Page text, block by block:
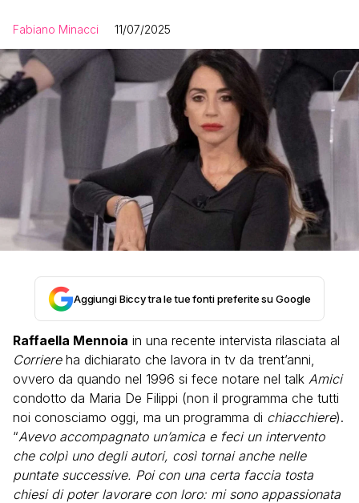
Fabiano Minacci 11/07/2025
Aggiungi Biccy tra le tue fonti preferite su Google
Raffaella Mennoia in una recente intervista rilasciata al
Corriereha dichiarato che lavora in tv da trent’anni,
ovvero da quando nel 1996 si fece notare nel talk Amici
condotto da Maria De Filippi (non il programma che tutti
noi conosciamo oggi, ma un programma di chiacchiere).
“Avevo accompagnato un’amica e feci un intervento
che colpì uno degli autori, così tornai anche nelle
puntate successive. Poi con una certa faccia tosta
chiesi di poter lavorare con loro: mi sono appassionata